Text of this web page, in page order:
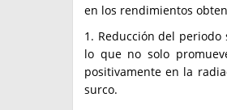
en los rendimientos
1. Reducción del
lo que no solo
positivamente en la
surco.